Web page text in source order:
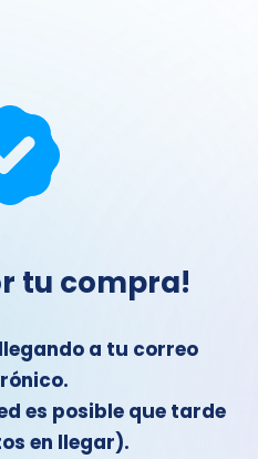
tu compra!
a tu correo
es posible que tarde
en llegar).